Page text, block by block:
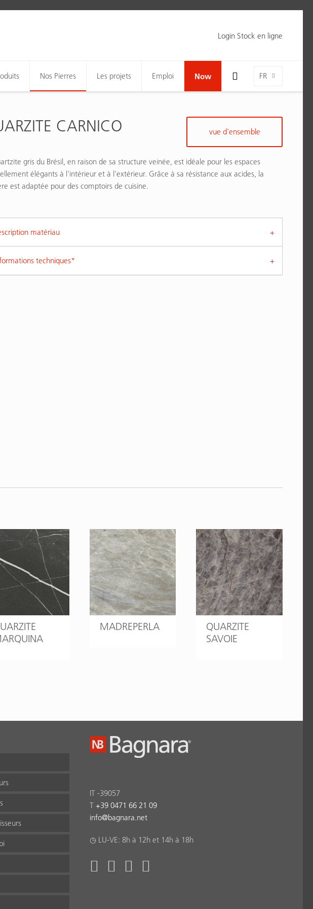
Login Stock en ligne
FR
Toggle Search Bar Visibility For Wide Screens
Nos Pierres Les projets Emploi Now
CARNICO
gris du Brésil, en raison de sa structure veinée, est idéale pour les espaces
élégants à l'intérieur et à l'extérieur. Grâce à sa résistance aux acides, la
est adaptée pour des comptoirs de cuisine.
vue d'ensemble
matériau
techniques*
MADREPERLA
QUARZITE
SAVOIE
IT -39057
T +39 0471 66 21 09
info@bagnara.net
◷ LU-VE: 8h à 12h et 14h à 18h